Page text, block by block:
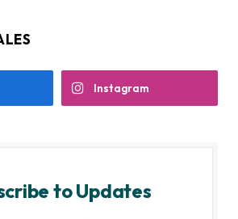
Instagram
to Updates